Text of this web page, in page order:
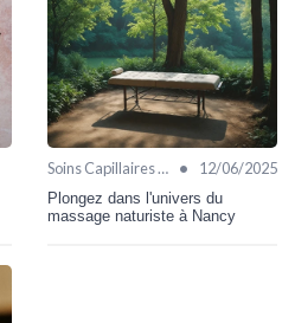
Soins Capillaires Bio • 12/06/2025
Plongez dans l'univers du
massage naturiste à Nancy